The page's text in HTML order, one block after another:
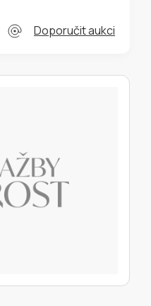
Doporučit aukci